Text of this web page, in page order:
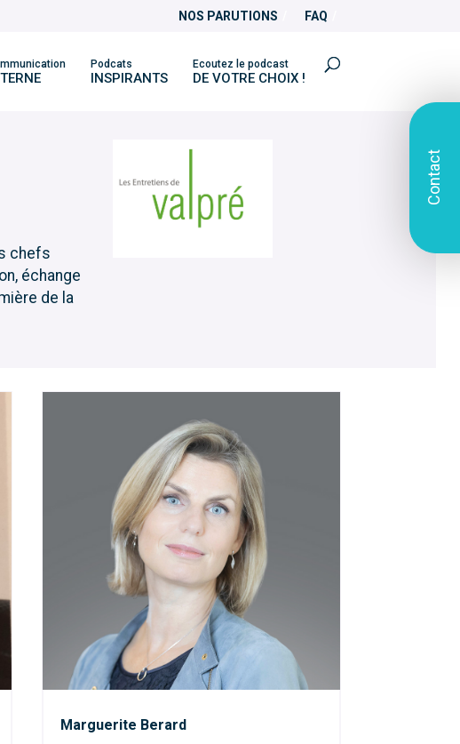
NOS PARUTIONS FAQ
Podcats
INSPIRANTS
Ecoutez le podcast
DE VOTRE CHOIX !
chefs
échange
de la
Marguerite Berard
Contact